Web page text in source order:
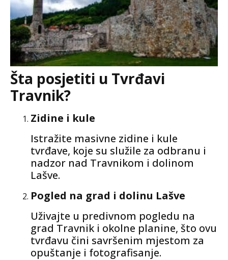
Šta posjetiti u Tvrđavi
Travnik?
Zidine i kule
Istražite masivne zidine i kule
tvrđave, koje su služile za odbranu i
nadzor nad Travnikom i dolinom
Lašve.
Pogled na grad i dolinu Lašve
Uživajte u predivnom pogledu na
grad Travnik i okolne planine, što ovu
tvrđavu čini savršenim mjestom za
opuštanje i fotografisanje.